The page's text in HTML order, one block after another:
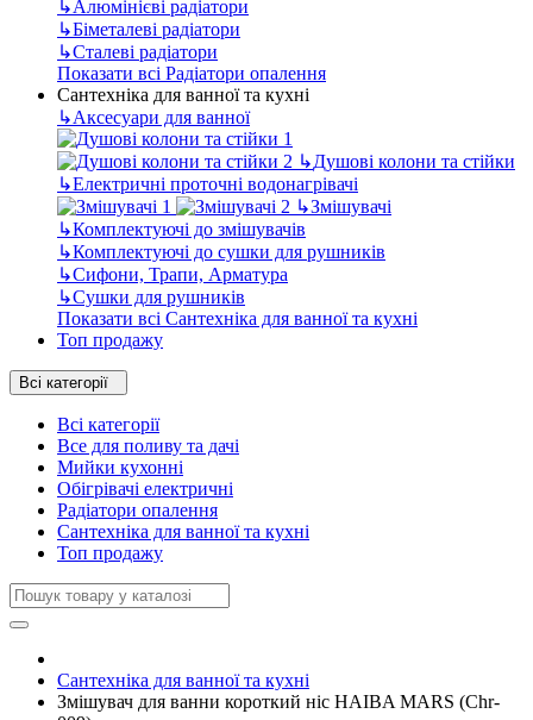
↳Алюмінієві радіатори
↳Біметалеві радіатори
↳Сталеві радіатори
Показати всі Радіатори опалення
Сантехніка для ванної та кухні
↳Аксесуари для ванної
↳Душові колони та стійки
↳Електричні проточні водонагрівачі
↳Змішувачі
↳Комплектуючі до змішувачів
↳Комплектуючі до сушки для рушників
↳Сифони, Трапи, Арматура
↳Сушки для рушників
Показати всі Сантехніка для ванної та кухні
Топ продажу
Всі категорії
Всі категорії
Все для поливу та дачі
Мийки кухонні
Обігрівачі електричні
Радіатори опалення
Сантехніка для ванної та кухні
Топ продажу
Сантехніка для ванної та кухні
Змішувач для ванни короткий ніс HAIBA MARS (Chr-